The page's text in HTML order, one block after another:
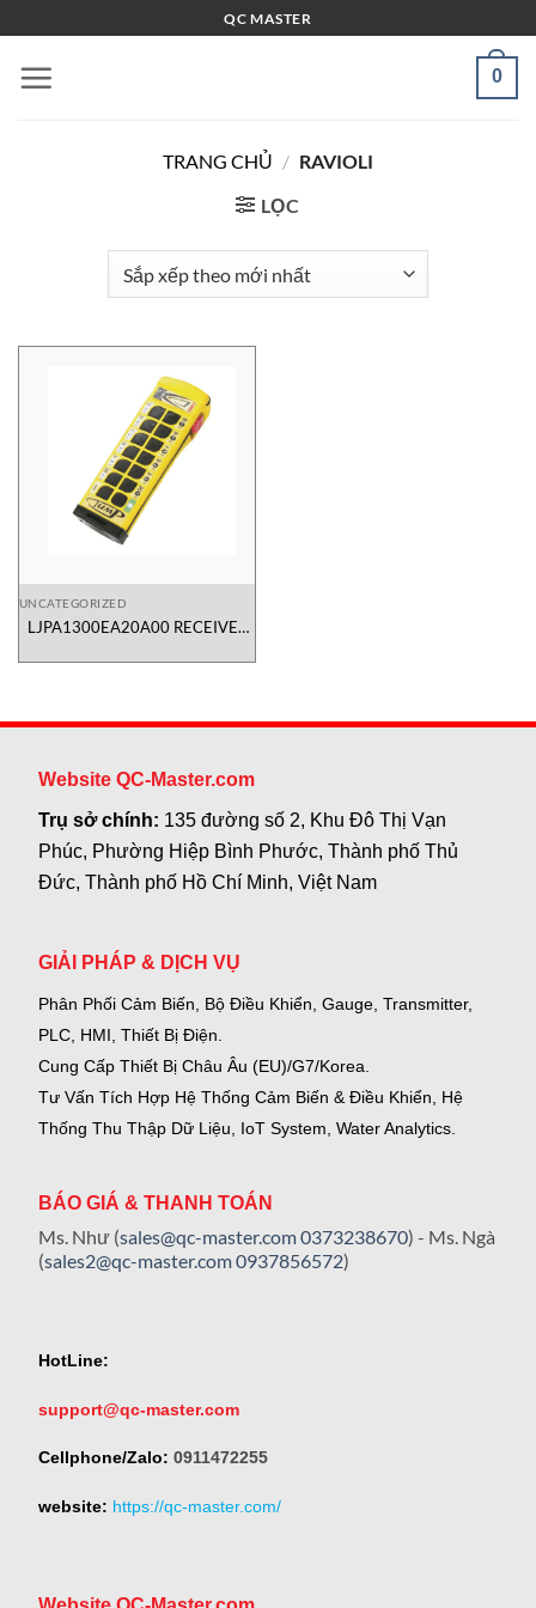
qua
nội
QC MASTER
0
TRANG CHỦ / RAVIOLI
LỌC
UNCATEGORIZED
LJPA1300EA20A00 RECEIVER
Nam
Website QC-Master.com
Trụ sở chính: 135 đường số 2, Khu Đô Thị Vạn
Phúc, Phường Hiệp Bình Phước, Thành phố Thủ
Đức, Thành phố Hồ Chí Minh, Việt Nam
GIẢI PHÁP & DỊCH VỤ
Phân Phối Cảm Biến, Bộ Điều Khiển, Gauge, Transmitter,
PLC, HMI, Thiết Bị Điện.
Cung Cấp Thiết Bị Châu Âu (EU)/G7/Korea.
Tư Vấn Tích Hợp Hệ Thống Cảm Biến & Điều Khiển, Hệ
Thống Thu Thập Dữ Liệu, IoT System, Water Analytics.
BÁO GIÁ & THANH TOÁN
Ms. Như (sales@qc-master.com0373238670) - Ms. Ngà
(sales2@qc-master.com0937856572)
HotLine:
support@qc-master.com
Cellphone/Zalo: 0911472255
website: https://qc-master.com/